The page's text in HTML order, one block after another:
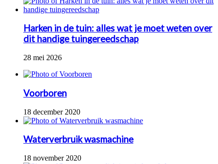
Harken in de tuin: alles wat je moet weten over
dit handige tuingereedschap
28 mei 2026
Voorboren
18 december 2020
Waterverbruik wasmachine
18 november 2020